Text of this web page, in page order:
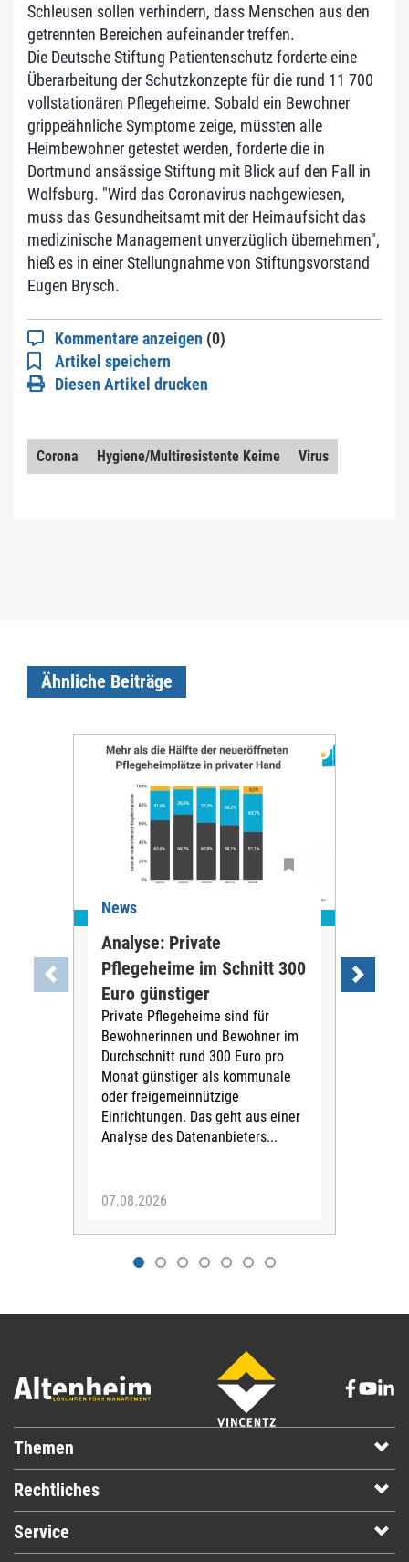
Schleusen sollen verhindern, dass Menschen aus den
getrennten Bereichen aufeinander treffen.
Die Deutsche Stiftung Patientenschutz forderte eine
Überarbeitung der Schutzkonzepte für die rund 11 700
vollstationären Pflegeheime. Sobald ein Bewohner
grippeähnliche Symptome zeige, müssten alle
Heimbewohner getestet werden, forderte die in
Dortmund ansässige Stiftung mit Blick auf den Fall in
Wolfsburg. "Wird das Coronavirus nachgewiesen,
muss das Gesundheitsamt mit der Heimaufsicht das
medizinische Management unverzüglich übernehmen",
hieß es in einer Stellungnahme von Stiftungsvorstand
Eugen Brysch.
Kommentare anzeigen (0)
Artikel speichern
Diesen Artikel drucken
Corona Hygiene/Multiresistente Keime Virus
Ähnliche Beiträge
News
Analyse: Private
Pflegeheime im Schnitt 300
Euro günstiger
Private Pflegeheime sind für
Bewohnerinnen und Bewohner im
Durchschnitt rund 300 Euro pro
Monat günstiger als kommunale
oder freigemeinnützige
Einrichtungen. Das geht aus einer
Analyse des Datenanbieters...
07.08.2026
Themen
Rechtliches
Service